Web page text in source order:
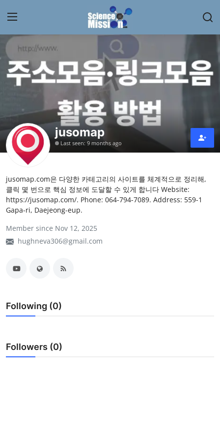
Register
Home
My Lab
News
Science Hangouts
My Lab
My Company
jusomap
Last seen: 9 months ago
jusomap.com은 다양한 카테고리의 사이트를 체계적으로 정리해,
클릭 몇 번으로 핵심 정보에 도달할 수 있게 합니다 Website:
https://jusomap.com/. Phone: 064-794-7089. Address: 559-1
Gapa-ri, Daejeong-eup.
Member since Nov 12, 2025
hughneva306@gmail.com
Following (0)
Followers (0)